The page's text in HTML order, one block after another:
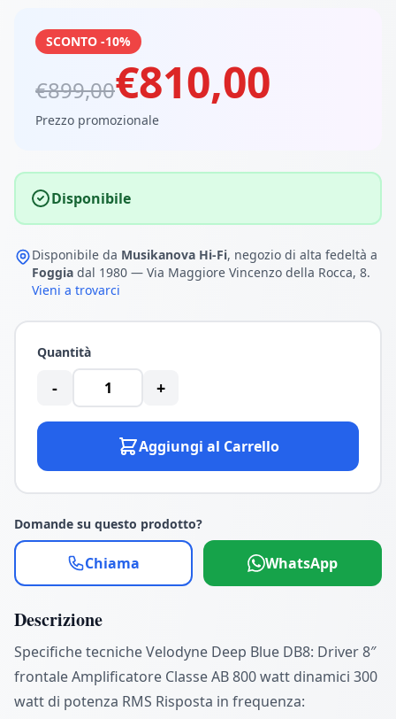
SCONTO -10%
€899,00€810,00
Prezzo promozionale
Disponibile
Disponibile da Musikanova Hi-Fi, negozio di alta fedeltà a
Foggia dal 1980 — Via Maggiore Vincenzo della Rocca, 8.
Vieni a trovarci
Quantità
- +
Aggiungi al Carrello
Domande su questo prodotto?
Chiama WhatsApp
Descrizione
Specifiche tecniche Velodyne Deep Blue DB8: Driver 8″
frontale Amplificatore Classe AB 800 watt dinamici 300
watt di potenza RMS Risposta in frequenza: